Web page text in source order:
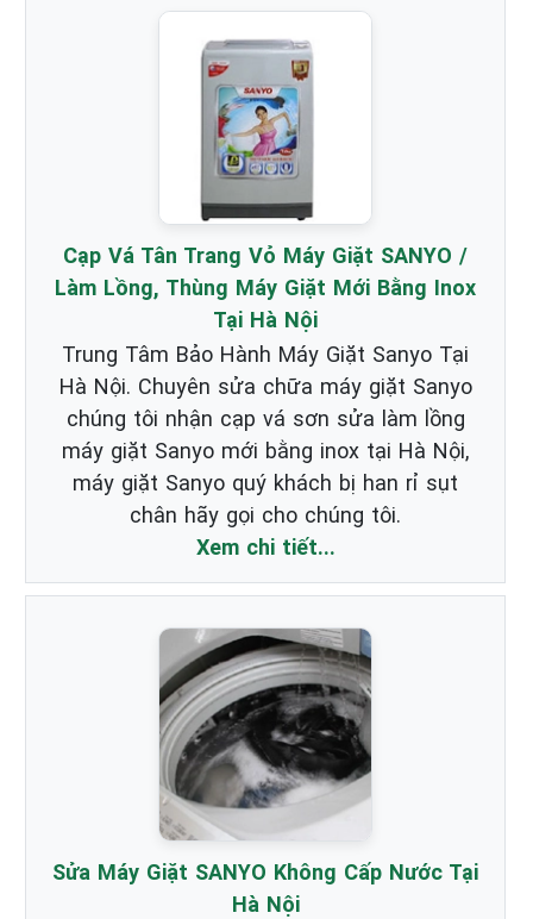
Cạp Vá Tân Trang Vỏ Máy Giặt SANYO /
Làm Lồng, Thùng Máy Giặt Mới Bằng Inox
Tại Hà Nội
Trung Tâm Bảo Hành Máy Giặt Sanyo Tại
Hà Nội. Chuyên sửa chữa máy giặt Sanyo
chúng tôi nhận cạp vá sơn sửa làm lồng
máy giặt Sanyo mới bằng inox tại Hà Nội,
máy giặt Sanyo quý khách bị han rỉ sụt
chân hãy gọi cho chúng tôi.
Xem chi tiết...
Sửa Máy Giặt SANYO Không Cấp Nước Tại
Hà Nội